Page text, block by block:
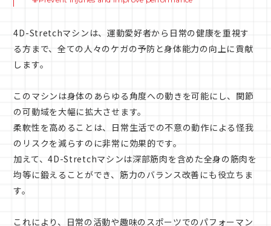
4D-Stretchマシンは、運動愛好者から日常の健康を重視す
る方まで、全ての人々のケガの予防と身体能力の向上に貢献
します。
このマシンは身体のあらゆる角度への動きを可能にし、関節
の可動域を大幅に拡大させます。
柔軟性を高めることは、日常生活での不意の動作による怪我
のリスクを減らすのに非常に効果的です。
加えて、4D-Stretchマシンは深部筋肉を含めた全身の筋肉を
均等に鍛えることができ、筋力のバランス改善にも役立ちま
す。
これにより、日常の活動や趣味のスポーツでのパフォーマン